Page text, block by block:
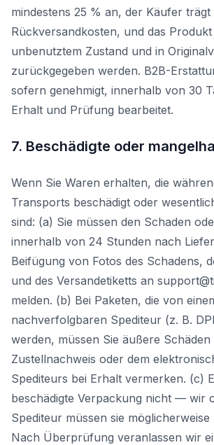
mindestens 25 % an, der Käufer trägt
Rückversandkosten, und das Produkt
unbenutztem Zustand und in
zurückgegeben werden. B2B-
sofern genehmigt, innerhalb von 30
Erhalt und Prüfung bearbeitet.
7. Beschädigte oder
Wenn Sie Waren erhalten, die
Transports beschädigt oder
sind: (a) Sie müssen den Schaden
innerhalb von 24 Stunden nach
Beifügung von Fotos des Schadens,
und des Versandetiketts an
melden. (b) Bei Paketen, die von
nachverfolgbaren Spediteur (z. B.
werden, müssen Sie äußere Schäden
Zustellnachweis oder dem
Spediteurs bei Erhalt vermerken. (c)
beschädigte Verpackung nicht — wir
Spediteur müssen sie
Nach Überprüfung veranlassen wir